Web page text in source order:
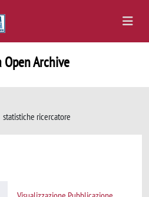
Open Archive
statistiche ricercatore